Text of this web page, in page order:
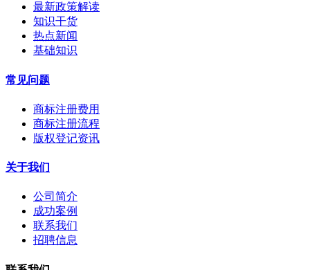
最新政策解读
知识干货
热点新闻
基础知识
常见问题
商标注册费用
商标注册流程
版权登记资讯
关于我们
公司简介
成功案例
联系我们
招聘信息